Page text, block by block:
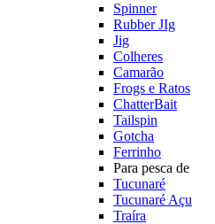
Spinner
Rubber JIg
Jig
Colheres
Camarão
Frogs e Ratos
ChatterBait
Tailspin
Gotcha
Ferrinho
Para pesca de
Tucunaré
Tucunaré Açu
Traíra